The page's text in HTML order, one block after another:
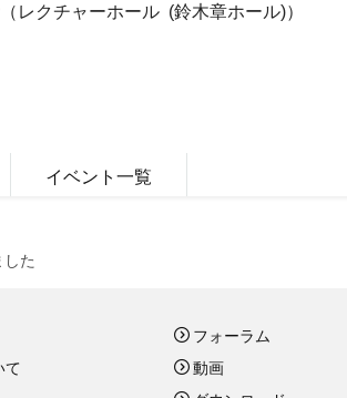
クチャーホール (鈴木章ホール)）
イベント一覧
た
て
フォーラム
動画